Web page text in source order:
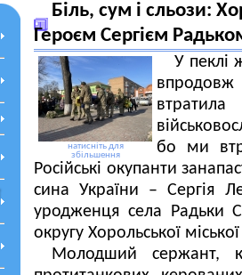
Біль, сум і сльози:
Героєм Сергієм
натисніть для
збільшення
У пеклі
бо ми
Російські окупанти
сина України – Сергія
уродженця села Радьки
округу Хорольської
Молодший сержант,